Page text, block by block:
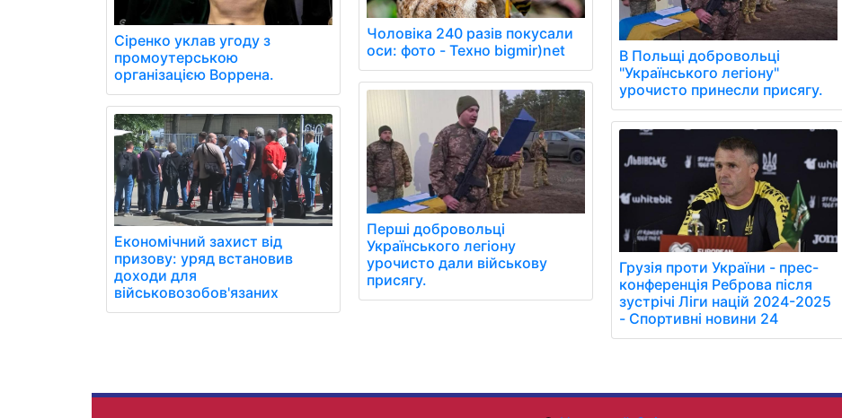
Сіренко уклав угоду з
промоутерською
організацією Воррена.
Економічний захист від
призову: уряд встановив
доходи для
військовозобов'язаних
Чоловіка 240 разів покусали
оси: фото - Техно bigmir)net
Перші добровольці
Українського легіону
урочисто дали військову
присягу.
В Польщі добровольці
"Українського легіону"
урочисто принесли присягу.
Грузія проти України - прес-
конференція Реброва після
зустрічі Ліги націй 2024-2025
- Спортивні новини 24